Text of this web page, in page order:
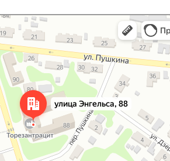
домов — Яндекс Карты